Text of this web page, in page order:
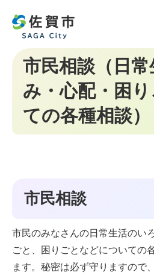
市民相談（日
み・心配・困
ての各種相談）
市民相談
市民のみなさんの日常生活のい
ごと、困りごとなどについての
ます。秘密は必ず守りますので